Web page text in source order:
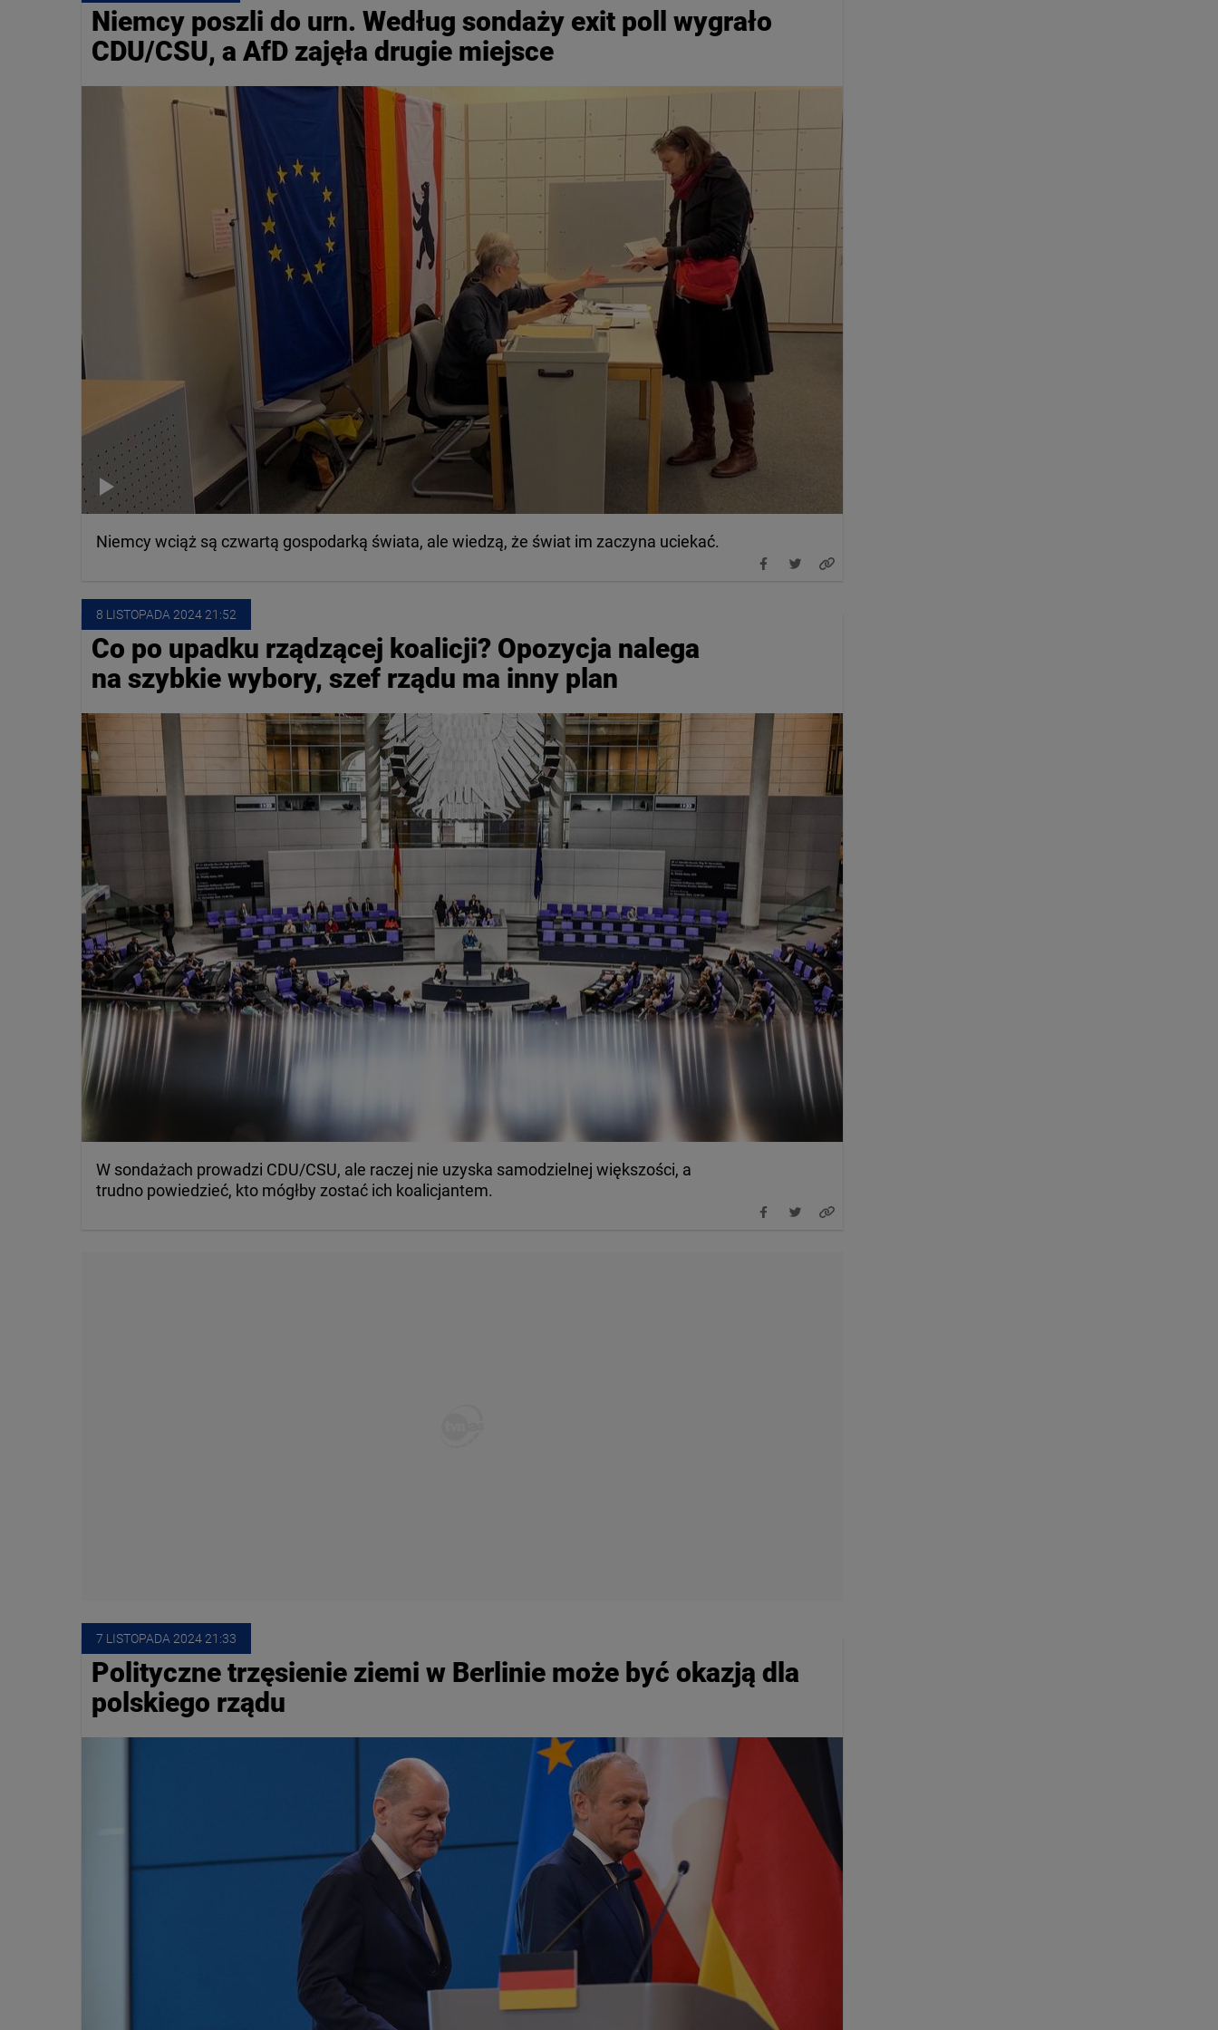
Niemcy poszli do urn. Według sondaży exit poll wygrało
CDU/CSU, a AfD zajęła drugie miejsce
Niemcy wciąż są czwartą gospodarką świata, ale wiedzą, że świat im zaczyna uciekać.
Co po upadku rządzącej koalicji? Opozycja nalega
na szybkie wybory, szef rządu ma inny plan
W sondażach prowadzi CDU/CSU, ale raczej nie uzyska samodzielnej większości, a
trudno powiedzieć, kto mógłby zostać ich koalicjantem.
8 LISTOPADA 2024 21:52
Polityczne trzęsienie ziemi w Berlinie może być okazją dla
polskiego rządu
7 LISTOPADA 2024 21:33